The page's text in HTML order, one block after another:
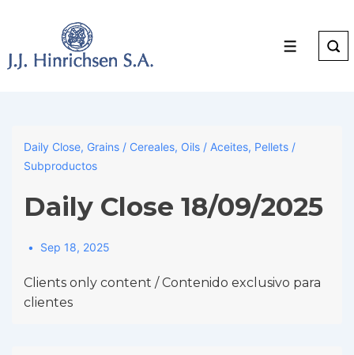
Main
Menu
Daily Close, Grains / Cereales, Oils / Aceites, Pellets /
Subproductos
Daily Close 18/09/2025
Sep 18, 2025
Clients only content / Contenido exclusivo para
clientes